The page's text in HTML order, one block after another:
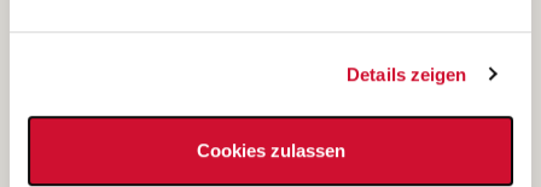
Details zeigen
Cookies zulassen
Bewerbung als Altenpflegehelfer*in
Bewerbung als Erzieher*in